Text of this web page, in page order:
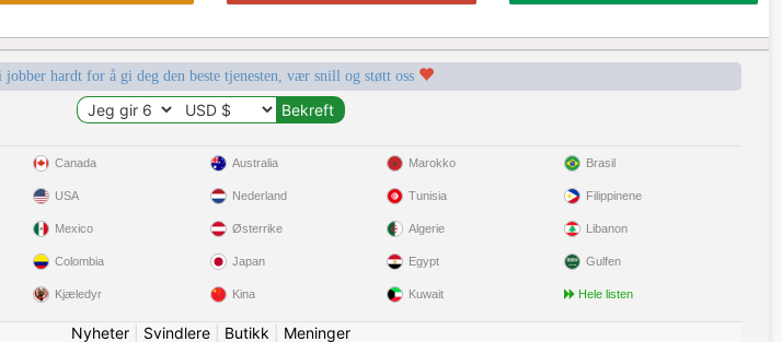
jobber hardt for å gi deg den beste tjenesten, vær snill og støtt oss
Canada
USA
Mexico
Colombia
Kjæledyr
Australia
Nederland
Østerrike
Japan
Kina
Marokko
Tunisia
Algerie
Egypt
Kuwait
Brasil
Filippinene
Libanon
Gulfen
Hele listen
Nyheter| Svindlere| Butikk Meninger